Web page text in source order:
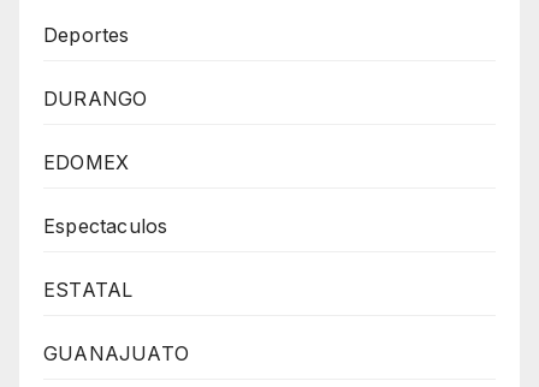
Deportes
DURANGO
EDOMEX
Espectaculos
ESTATAL
GUANAJUATO